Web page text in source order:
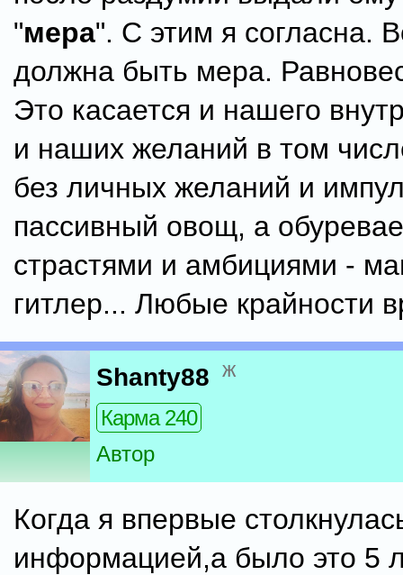
"мера". С этим я согласна.
должна быть мера.
Это касается и нашего
и наших желаний в том
без личных желаний и
пассивный овощ, а
страстями и амбициями -
гитлер... Любые крайности
Shanty88 ж
Карма 240
Автор
Когда я впервые
информацией,а было это 5